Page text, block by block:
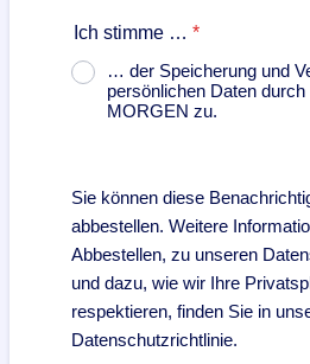
Ich stimme … *
… der Speicherung und
persönlichen Daten
MORGEN zu.
Sie können diese
abbestellen. Weitere
Abbestellen, zu unseren
und dazu, wie wir Ihre
respektieren, finden Sie in
Datenschutzrichtlinie.